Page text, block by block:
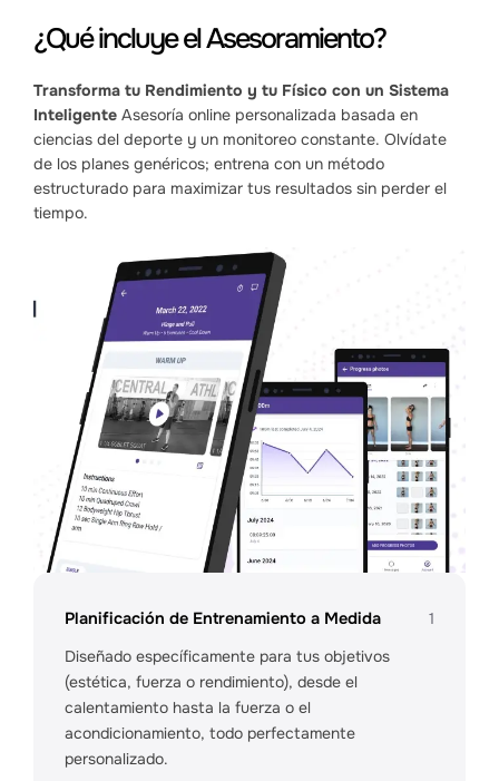
¿Qué incluye el Asesoramiento?
Transforma tu Rendimiento y tu Físico con un Sistema
Inteligente Asesoría online personalizada basada en
ciencias del deporte y un monitoreo constante. Olvídate
de los planes genéricos; entrena con un método
estructurado para maximizar tus resultados sin perder el
tiempo.
Planificación de Entrenamiento a Medida
1
Diseñado específicamente para tus objetivos
(estética, fuerza o rendimiento), desde el
calentamiento hasta la fuerza o el
acondicionamiento, todo perfectamente
personalizado.